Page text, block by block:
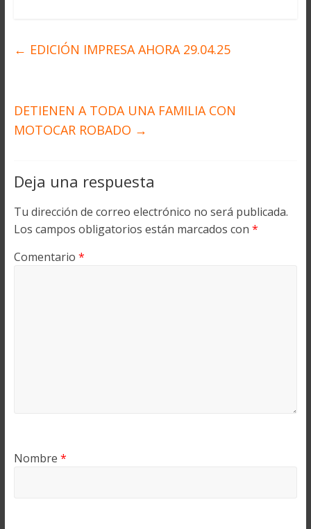
← EDICIÓN IMPRESA AHORA 29.04.25
DETIENEN A TODA UNA FAMILIA CON
MOTOCAR ROBADO →
Deja una respuesta
Tu dirección de correo electrónico no será publicada.
Los campos obligatorios están marcados con *
Comentario *
Nombre *